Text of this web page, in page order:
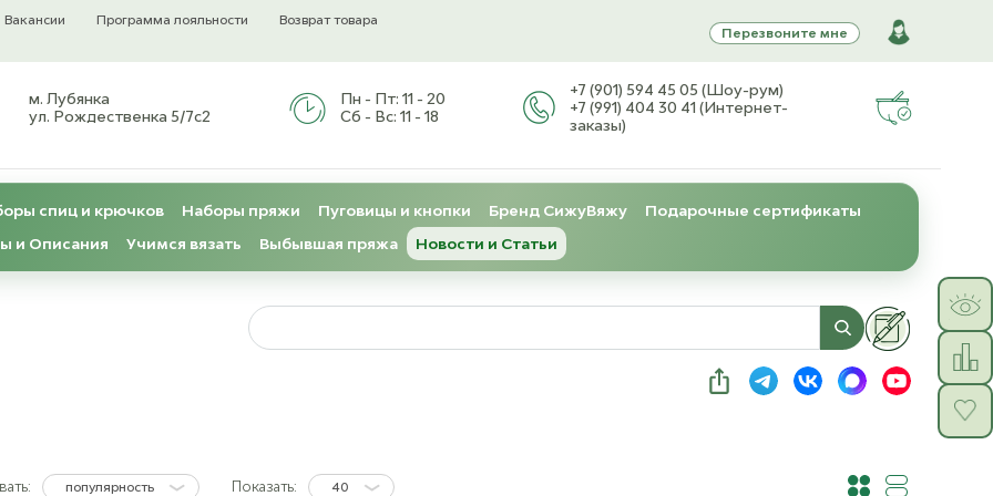
Вакансии Программа лояльности
Возврат товара
Перезвоните мне
м. Лубянка
ул. Рождественка 5/7с2
Пн - Пт: 11 - 20
Сб - Вс: 11 - 18
+7 (901) 594 45 05 (Шоу-рум)
+7 (991) 404 30 41 (Интернет-
заказы)
спиц и крючков Наборы пряжи Пуговицы и кнопки Бренд СижуВяжу
Подарочные сертификаты
и Описания
Учимся вязать Выбывшая пряжа Новости и Статьи
популярность Показать: 40